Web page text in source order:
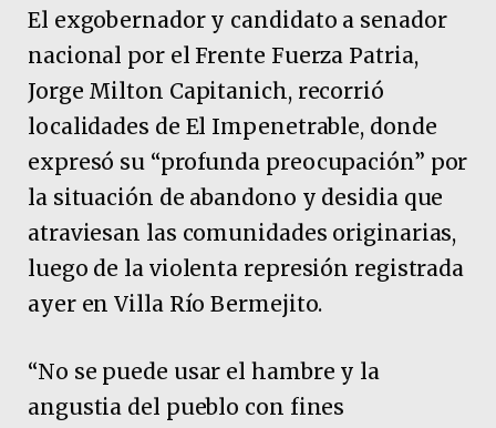
El exgobernador y candidato a senador
nacional por el Frente Fuerza Patria,
Jorge Milton Capitanich, recorrió
localidades de El Impenetrable, donde
expresó su “profunda preocupación” por
la situación de abandono y desidia que
atraviesan las comunidades originarias,
luego de la violenta represión registrada
ayer en Villa Río Bermejito.
“No se puede usar el hambre y la
angustia del pueblo con fines